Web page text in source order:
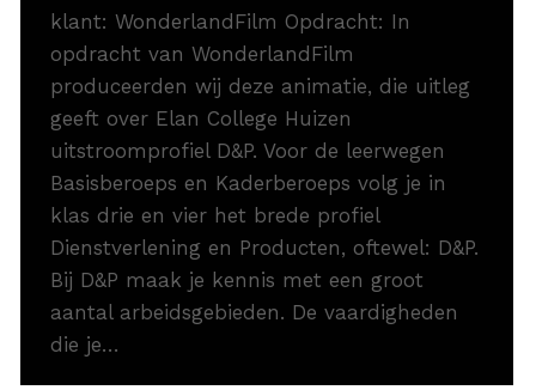
klant: WonderlandFilm Opdracht: In
opdracht van WonderlandFilm
produceerden wij deze animatie, die uitleg
geeft over Elan College Huizen
uitstroomprofiel D&P. Voor de leerwegen
Basisberoeps en Kaderberoeps volg je in
klas drie en vier het brede profiel
Dienstverlening en Producten, oftewel: D&P.
Bij D&P maak je kennis met een groot
aantal arbeidsgebieden. De vaardigheden
die je…